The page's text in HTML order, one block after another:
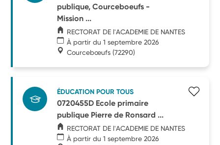
publique, Courceboeufs -
Mission ...
RECTORAT DE l'ACADEMIE DE NANTES
À partir du 1 septembre 2026
Courcebœufs (72290)
ÉDUCATION POUR TOUS
0720455D Ecole primaire
publique Pierre de Ronsard ...
RECTORAT DE l'ACADEMIE DE NANTES
À partir du 1 septembre 2026